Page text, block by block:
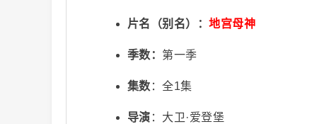
片名（别名）：地宫母神
季数： 第一季
集数 ：全1集
导演 ：大卫·爱登堡